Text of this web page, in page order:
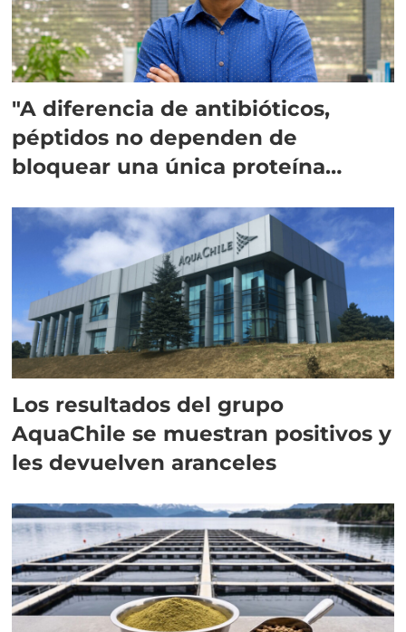
"A diferencia de antibióticos,
péptidos no dependen de
bloquear una única proteína
Los resultados del grupo
AquaChile se muestran positivos y
les devuelven aranceles